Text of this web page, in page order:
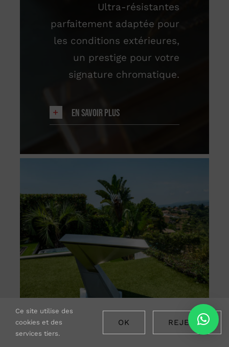
Ultra-résistantes
parfaitement adaptée pour
les conditions extérieures,
un prestige pour votre
signature chromatique.
En savoir plus
Ce site utilise des
cookies et des
services tiers.
OK REJETER